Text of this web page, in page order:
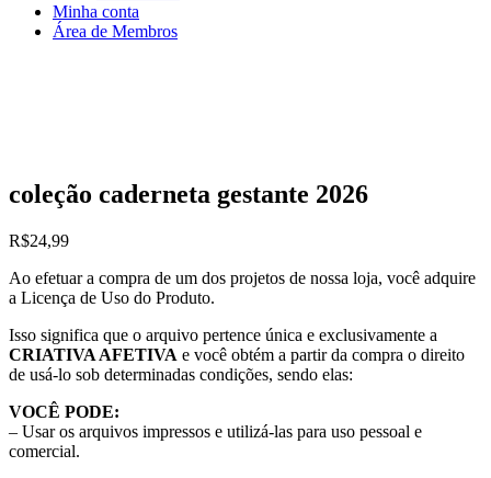
Minha conta
Área de Membros
coleção caderneta gestante 2026
R$24,99
Ao efetuar a compra de um dos projetos de nossa loja, você adquire
a Licença de Uso do Produto.
Isso significa que o arquivo pertence única e exclusivamente a
CRIATIVA AFETIVA e você obtém a partir da compra o direito
de usá-lo sob determinadas condições, sendo elas:
VOCÊ PODE:
– Usar os arquivos impressos e utilizá-las para uso pessoal e
comercial.